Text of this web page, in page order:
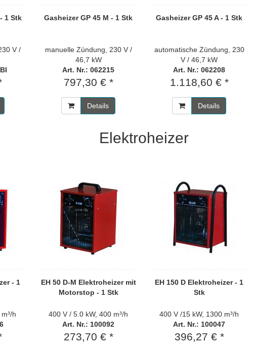
1 Stk
V /
Gasheizer GP 45 M - 1 Stk
manuelle Zündung, 230 V /
46,7 kW
Art. Nr.: 062215
797,30 € *
Details
Gasheizer GP 45 A - 1 Stk
automatische Zündung, 230
V / 46,7 kW
Art. Nr.: 062208
1.118,60 € *
Details
Elektroheizer
- 1
h
EH 50 D-M Elektroheizer mit
Motorstop - 1 Stk
400 V / 5.0 kW, 400 m³/h
Art. Nr.: 100092
273,70 € *
EH 150 D Elektroheizer - 1
Stk
400 V /15 kW, 1300 m³/h
Art. Nr.: 100047
396,27 € *